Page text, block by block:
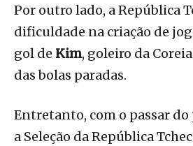
Por outro lado, a República
dificuldade na criação de
gol de Kim, goleiro da
das bolas paradas.
Entretanto, com o passar
a Seleção da República